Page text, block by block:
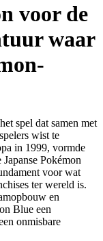
voor de
waar
spel dat samen met
wist te
in 1999, vormde
Pokémon
voor wat
ter wereld is.
en
Blue een
onmisbare